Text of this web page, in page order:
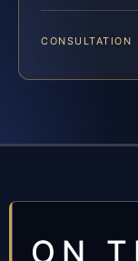
CONSULTATION
ON